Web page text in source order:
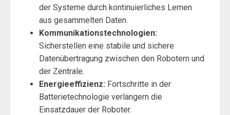
der Systeme durch kontinuierliches Lernen
aus gesammelten Daten.
Kommunikationstechnologien:
Sicherstellen eine stabile und sichere
Datenübertragung zwischen den Robotern und
der Zentrale.
Energieeffizienz: Fortschritte in der
Batterietechnologie verlängern die
Einsatzdauer der Roboter.